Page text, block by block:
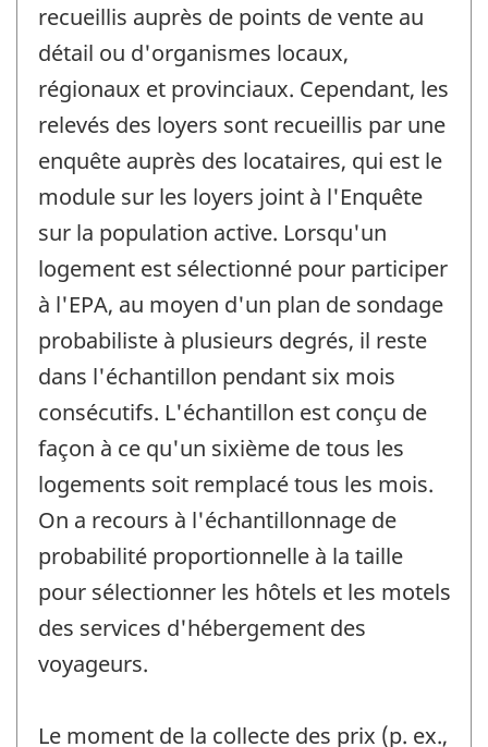
recueillis auprès de points de vente au
détail ou d'organismes locaux,
régionaux et provinciaux. Cependant, les
relevés des loyers sont recueillis par une
enquête auprès des locataires, qui est le
module sur les loyers joint à l'Enquête
sur la population active. Lorsqu'un
logement est sélectionné pour participer
à l'EPA, au moyen d'un plan de sondage
probabiliste à plusieurs degrés, il reste
dans l'échantillon pendant six mois
consécutifs. L'échantillon est conçu de
façon à ce qu'un sixième de tous les
logements soit remplacé tous les mois.
On a recours à l'échantillonnage de
probabilité proportionnelle à la taille
pour sélectionner les hôtels et les motels
des services d'hébergement des
voyageurs.
Le moment de la collecte des prix (p. ex.,